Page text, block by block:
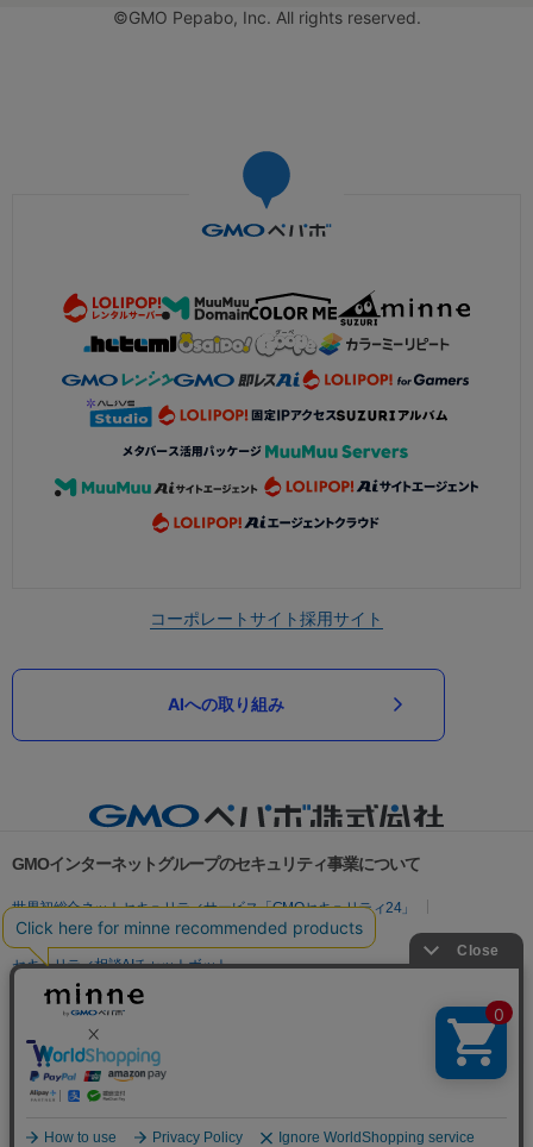
©GMO Pepabo, Inc. All rights reserved.
コーポレートサイト採用サイト
AIへの取り組み
GMOインターネットグループのセキュリティ事業について
世界初総合ネットセキュリティサービス「GMOセキュリティ24」
パスワード漏洩診断
Webサイトリスク診断
セキュリティ相談AIチャットボット
実在証明・盗聴対策
サイバー攻撃対策（GMO Flatt Security）
セキュリティ事業の軌跡